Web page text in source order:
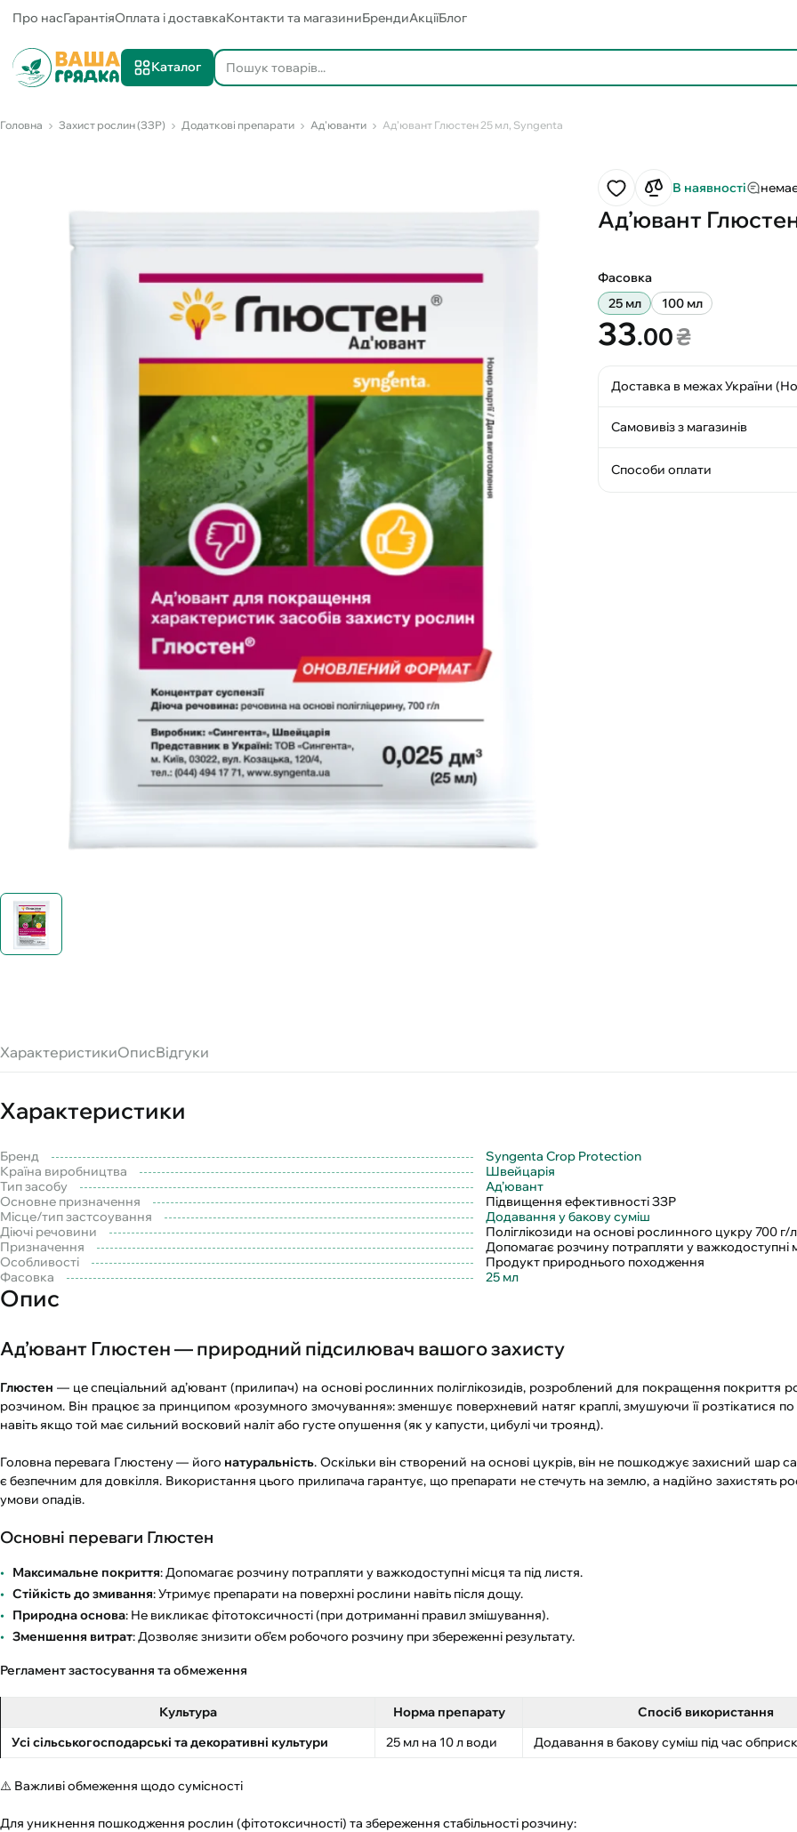
Про насГарантіяОплата і доставкаКонтакти та магазиниБрендиАкціїБлог
Каталог
Головна Захист рослин (ЗЗР) Додаткові препарати Ад'юванти Ад’ювант Глюстен 25 мл, Syngenta
В наявності немає
Ад’ювант
Фасовка
25 мл
100 мл
33.00₴
Доставка в межах України
Самовивіз з магазинів
Способи оплати
ХарактеристикиОписВідгуки
Характеристики
Бренд
Syngenta Crop Protection
Країна виробництва
Швейцарія
Тип засобу
Ад’ювант
Основне призначення
Підвищення ефективності ЗЗР
Місце/тип застсоування
Додавання у бакову суміш
Діючі речовини
Поліглікозиди на основі рослинного цукру 700 г/л
Призначення
Допомагає розчину потрапляти у важкодоступні
Особливості
Продукт природнього походження
Фасовка
25 мл
Опис
Ад’ювант Глюстен — природний підсилювач вашого захисту
Глюстен — це спеціальний ад’ювант (прилипач) на основі рослинних поліглікозидів, розроблений для покращення покриття
розчином. Він працює за принципом «розумного змочування»: зменшує поверхневий натяг краплі, змушуючи її розтікатися по
навіть якщо той має сильний восковий наліт або густе опушення (як у капусти, цибулі чи троянд).
Головна перевага Глюстену — його натуральність. Оскільки він створений на основі цукрів, він не пошкоджує захисний шар
є безпечним для довкілля. Використання цього прилипача гарантує, що препарати не стечуть на землю, а надійно захистять
умови опадів.
Основні переваги Глюстен
Максимальне покриття: Допомагає розчину потрапляти у важкодоступні місця та під листя.
Стійкість до змивання: Утримує препарати на поверхні рослини навіть після дощу.
Природна основа: Не викликає фітотоксичності (при дотриманні правил змішування).
Зменшення витрат: Дозволяє знизити об’єм робочого розчину при збереженні результату.
Регламент застосування та обмеження
Культура Норма препарату
Спосіб використання
Усі сільськогосподарські та декоративні культури
25 мл на 10 л води Додавання в бакову суміш під час
⚠️ Важливі обмеження щодо сумісності
Для уникнення пошкодження рослин (фітотоксичності) та збереження стабільності розчину: